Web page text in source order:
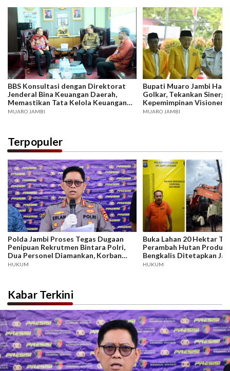
BBS Konsultasi dengan Direktorat
Jenderal Bina Keuangan Daerah,
Memastikan Tata Kelola Keuangan
Daerah Berjalan Sesuai Regulasi dan
MUARO JAMBI
Bupati Muaro Jambi
Golkar, Tekankan Sinergi
Kepemimpinan Visioner
MUARO JAMBI
Terpopuler
Polda Jambi Proses Tegas Dugaan
Penipuan Rekrutmen Bintara Polri,
Dua Personel Diamankan, Korban
Dari Rakyat Biasa Hingga Perwira,
HUKUM
Buka Lahan 20 Hektar
Perambah Hutan
Bengkalis Ditetapkan
HUKUM
Kabar Terkini